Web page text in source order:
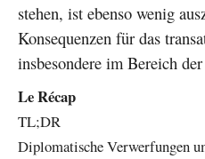
stehen, ist ebenso wenig
Konsequenzen für das
insbesondere im Bereich
Le Récap
TL;DR
Diplomatische Verwerfungen